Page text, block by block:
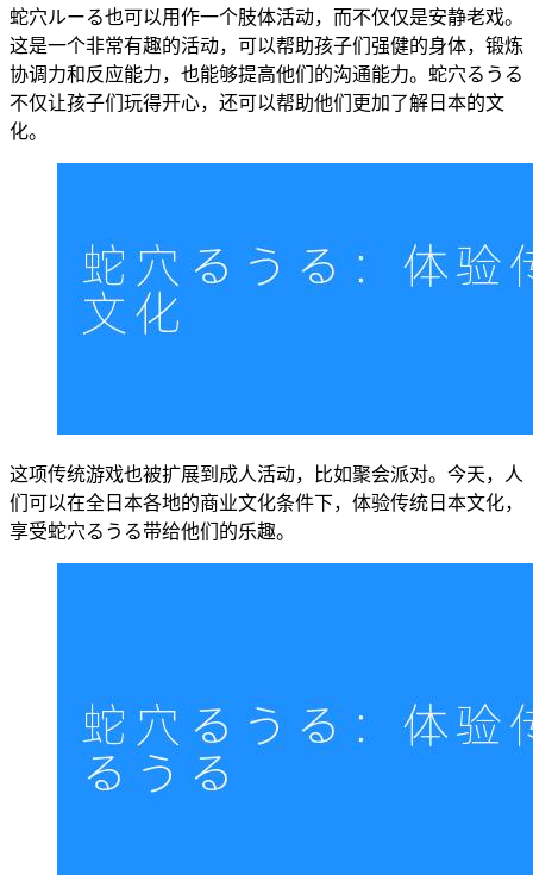
蛇穴ルーる也可以用作一个肢体活动，而不仅仅是安静老戏。
这是一个非常有趣的活动，可以帮助孩子们强健的身体，锻炼
协调力和反应能力，也能够提高他们的沟通能力。蛇穴るうる
不仅让孩子们玩得开心，还可以帮助他们更加了解日本的文
化。
这项传统游戏也被扩展到成人活动，比如聚会派对。今天，人
们可以在全日本各地的商业文化条件下，体验传统日本文化，
享受蛇穴るうる带给他们的乐趣。